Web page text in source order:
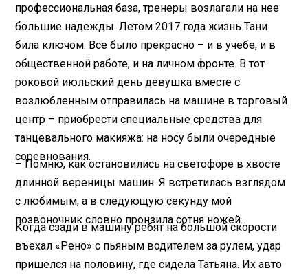
профессиональная база, тренеры возлагали на нее
большие надежды. Летом 2017 года жизнь Тани
била ключом. Все было прекрасно – и в учебе, и в
общественной работе, и на личном фронте. В тот
роковой июльский день девушка вместе с
возлюбленным отправилась на машине в торговый
центр – приобрести специальные средства для
танцевального макияжа: на носу были очередные
соревнования.
– Помню, как остановились на светофоре в хвосте
длинной вереницы машин. Я встретилась взглядом
с любимым, а в следующую секунду мой
позвоночник словно пронзила сотня ножей...
Когда сзади в машину ребят на большой скорости
въехал «Рено» с пьяным водителем за рулем, удар
пришелся на половину, где сидела Татьяна. Их авто